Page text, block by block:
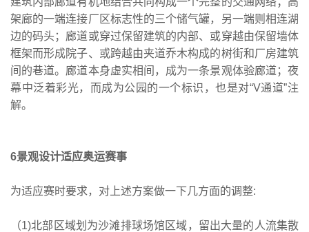
架廊的一端连接厂区标志性的三个储气罐，另一端则相连湖
边的码头；廊道或穿过保留建筑的内部、或穿越由保留墙体
框架而形成院子、或跨越由夹道乔木构成的树街和厂房建筑
间的巷道。廊道本身虚实相间，成为一条景观体验廊道；夜
幕中泛着彩光，而成为公园的一个标识，也是对“V通道”注
解。
6景观设计适应奥运赛事
为适应赛时要求，对上述方案做一下几方面的调整:
（1)北部区域划为沙滩排球场馆区域，留出大量的人流集散